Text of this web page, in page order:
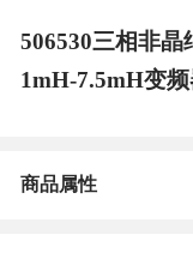
506530三相非
1mH-7.5mH变
商品属性